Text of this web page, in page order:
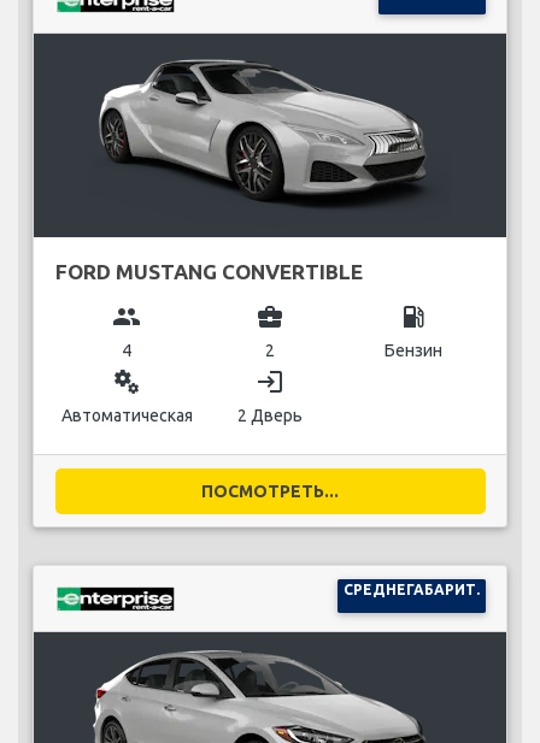
FORD MUSTANG CONVERTIBLE
group
4
business_center
2
local_gas_station
Бензин
miscellaneous_services
Автоматическая
login
2 Дверь
ПОСМОТРЕТЬ...
СРЕДНЕГАБАРИТ.